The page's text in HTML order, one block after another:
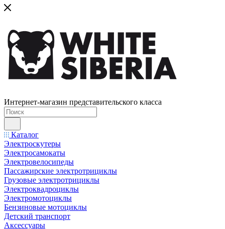
Интернет-магазин представительского класса
Каталог
Электроскутеры
Электросамокаты
Электровелосипеды
Пассажирские электротрициклы
Грузовые электротрициклы
Электроквадроциклы
Электромотоциклы
Бензиновые мотоциклы
Детский транспорт
Аксессуары